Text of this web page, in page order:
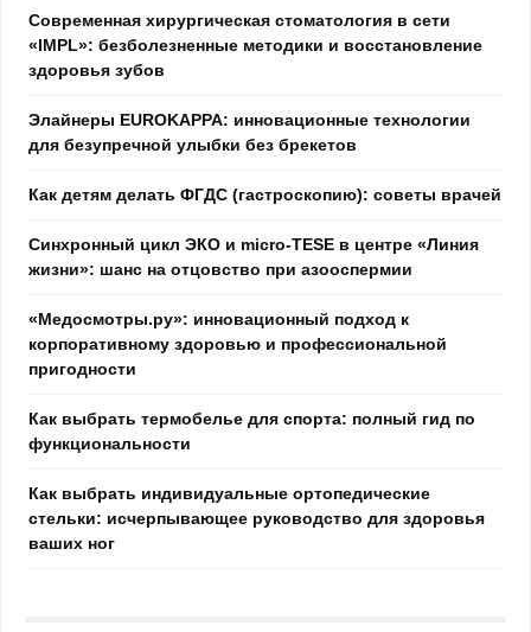
Современная хирургическая стоматология в сети
«IMPL»: безболезненные методики и восстановление
здоровья зубов
Элайнеры EUROKAPPA: инновационные технологии
для безупречной улыбки без брекетов
Как детям делать ФГДС (гастроскопию): советы врачей
Синхронный цикл ЭКО и micro-TESE в центре «Линия
жизни»: шанс на отцовство при азооспермии
«Медосмотры.ру»: инновационный подход к
корпоративному здоровью и профессиональной
пригодности
Как выбрать термобелье для спорта: полный гид по
функциональности
Как выбрать индивидуальные ортопедические
стельки: исчерпывающее руководство для здоровья
ваших ног